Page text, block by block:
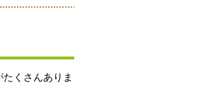
くさんありま